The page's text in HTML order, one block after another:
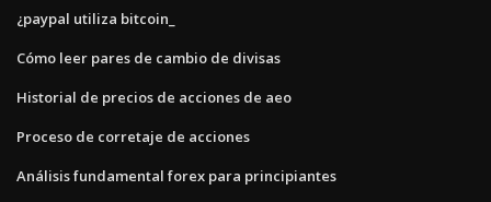
¿paypal utiliza bitcoin_
Cómo leer pares de cambio de divisas
Historial de precios de acciones de aeo
Proceso de corretaje de acciones
Análisis fundamental forex para principiantes